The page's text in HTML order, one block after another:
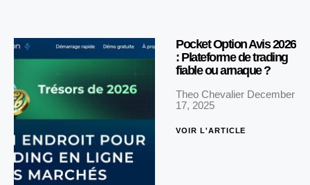
Pocket Option Avis 2026
: Plateforme de trading
fiable ou arnaque ?
Theo Chevalier December
17, 2025
VOIR L'ARTICLE